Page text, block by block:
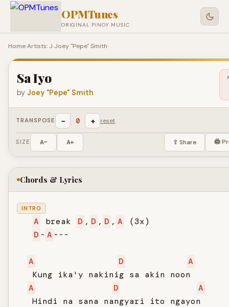
OPMTunes
ORIGINAL PINOY MUSIC
Home›Artists: J›Joey "Pepe" Smith›
Sa Iyo
by Joey "Pepe" Smith
TRANSPOSE − 0 + reset
SIZE A− A+ ⇪ Share 🖨
Chords & Lyrics
INTRO
A break D , D , D , A
(3x)
D - A ---
A D
A
   Kung ika'y nakinig sa akin noon
A
D
A
   Hindi na sana nangyari ito ngayon